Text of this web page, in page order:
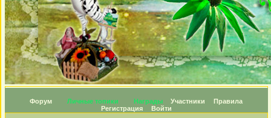
Форум Личные топики Награды Участники
Правила
Регистрация
Войти